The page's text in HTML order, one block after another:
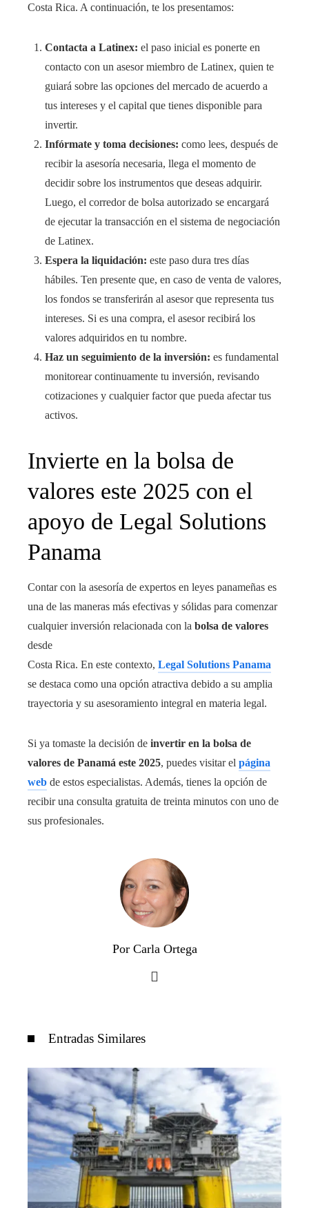
Costa Rica. A continuación, te los presentamos:
Contacta a Latinex: el paso inicial es ponerte en
contacto con un asesor miembro de Latinex, quien te
guiará sobre las opciones del mercado de acuerdo a
tus intereses y el capital que tienes disponible para
invertir.
Infórmate y toma decisiones: como lees, después de
recibir la asesoría necesaria, llega el momento de
decidir sobre los instrumentos que deseas adquirir.
Luego, el corredor de bolsa autorizado se encargará
de ejecutar la transacción en el sistema de negociación
de Latinex.
Espera la liquidación: este paso dura tres días
hábiles. Ten presente que, en caso de venta de valores,
los fondos se transferirán al asesor que representa tus
intereses. Si es una compra, el asesor recibirá los
valores adquiridos en tu nombre.
Haz un seguimiento de la inversión: es fundamental
monitorear continuamente tu inversión, revisando
cotizaciones y cualquier factor que pueda afectar tus
activos.
Invierte en la bolsa de
valores este 2025 con el
apoyo de Legal Solutions
Panama
Contar con la asesoría de expertos en leyes panameñas es
una de las maneras más efectivas y sólidas para comenzar
cualquier inversión relacionada con la bolsa de valores
desde
Costa Rica. En este contexto, Legal Solutions Panama
se destaca como una opción atractiva debido a su amplia
trayectoria y su asesoramiento integral en materia legal.
Si ya tomaste la decisión de invertir en la bolsa de
valores de Panamá este 2025, puedes visitar el página
web de estos especialistas. Además, tienes la opción de
recibir una consulta gratuita de treinta minutos con uno de
sus profesionales.
Por Carla Ortega
Entradas Similares